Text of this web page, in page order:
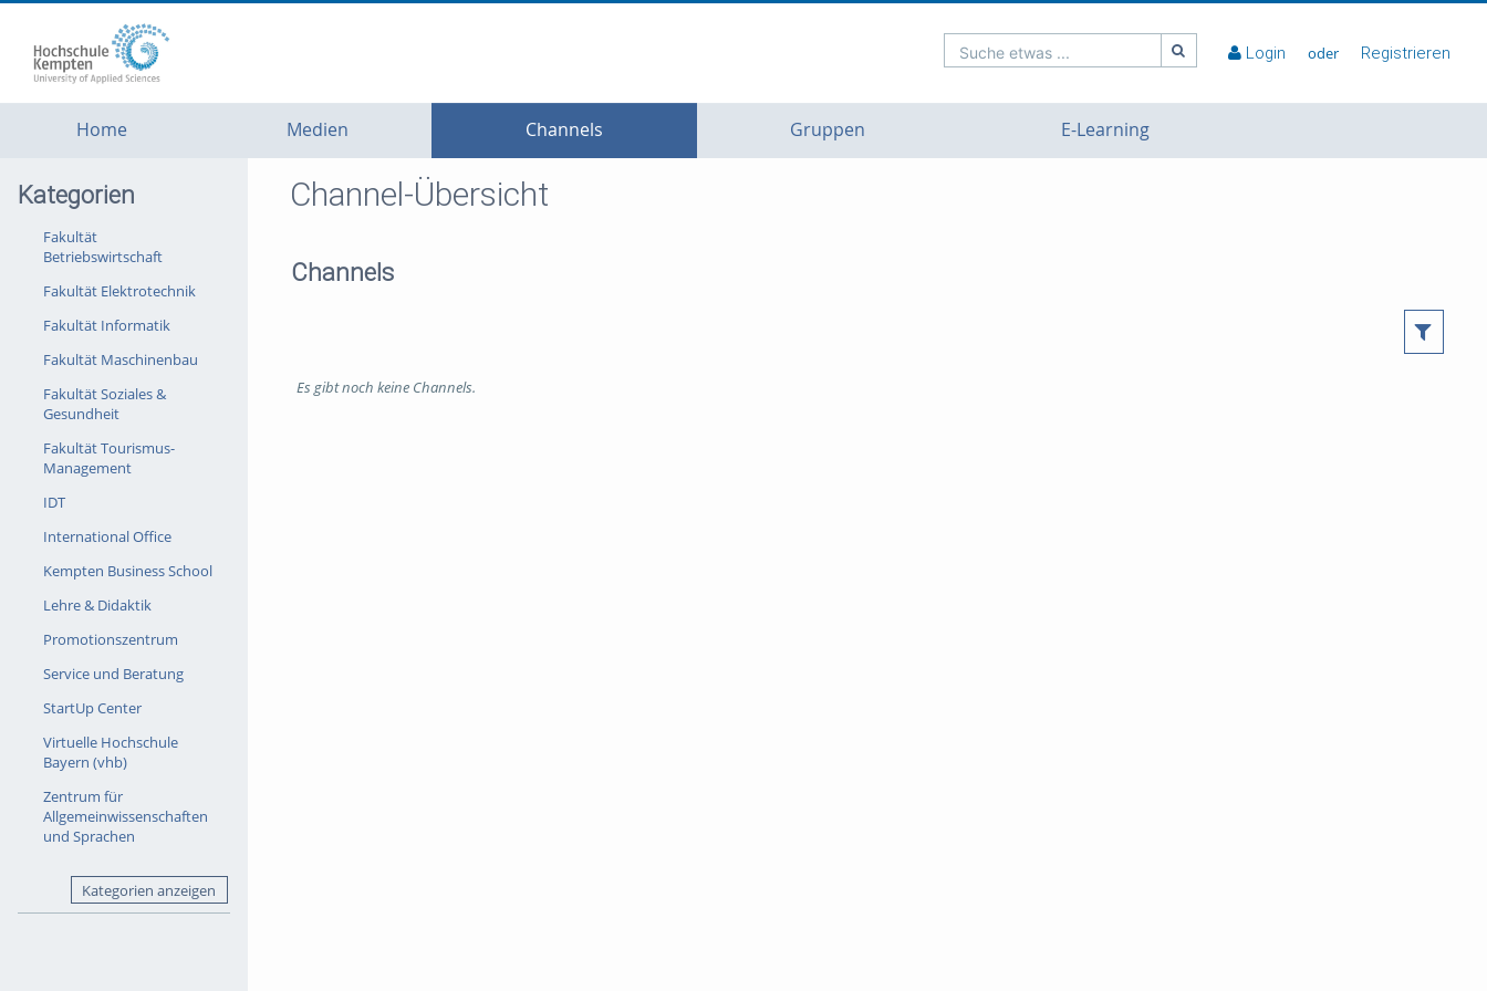
Suche etwas ... Login oder Registrieren
Home Medien Channels Gruppen E-Learning
Kategorien
Fakultät
Betriebswirtschaft
Fakultät Elektrotechnik
Fakultät Informatik
Fakultät Maschinenbau
Fakultät Soziales &
Gesundheit
Fakultät Tourismus-
Management
IDT
International Office
Kempten Business School
Lehre & Didaktik
Promotionszentrum
Service und Beratung
StartUp Center
Virtuelle Hochschule
Bayern (vhb)
Zentrum für
Allgemeinwissenschaften
und Sprachen
Kategorien anzeigen
Channel-Übersicht
Channels
Es gibt noch keine Channels.